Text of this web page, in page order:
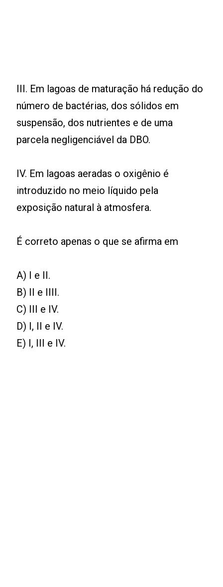
III. Em lagoas de maturação há redução do
número de bactérias, dos sólidos em
suspensão, dos nutrientes e de uma
parcela negligenciável da DBO.
IV. Em lagoas aeradas o oxigênio é
introduzido no meio líquido pela
exposição natural à atmosfera.
É correto apenas o que se afirma em
A) I e II.
B) II e IIII.
C) III e IV.
D) I, II e IV.
E) I, III e IV.